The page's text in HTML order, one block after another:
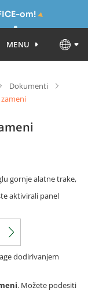
om!
MENU
Dokumenti
gornje alatne trake,
aktivirali panel
dodirivanjem
. Možete podesiti